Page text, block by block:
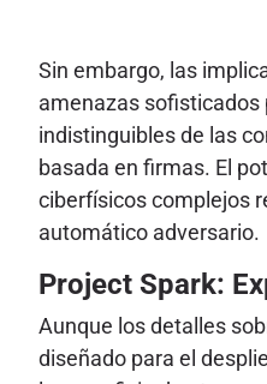
Sin embargo, las
amenazas sofisticados
indistinguibles de las
basada en firmas. El
ciberfísicos complejos
automático adversario.
Project Spark:
Aunque los detalles
diseñado para el